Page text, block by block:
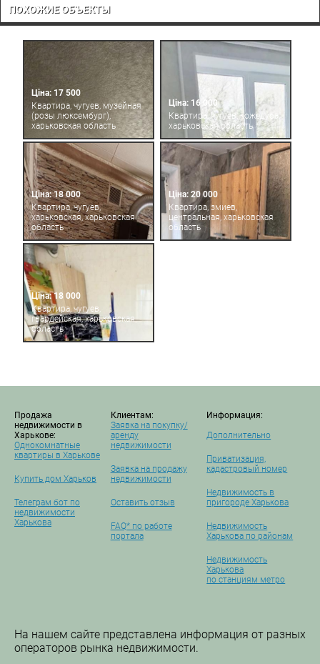
ПОХОЖИЕ ОБЪЕКТЫ
Ціна: 17 500
Квартира, чугуев, музейная
(розы люксембург),
харьковская область
Ціна: 16 000
Квартира, чугуев, кожедуба,
харьковская область
Ціна: 18 000
Квартира, чугуев,
харьковская, харьковская
область
Ціна: 20 000
Квартира, змиев,
центральная, харьковская
область
Ціна: 18 000
Квартира, чугуев,
гвардейская, харьковская
область
Продажа
недвижимости в
Харькове:
Однокомнатные
квартиры в Харькове
Купить дом Харьков
Телеграм бот по
недвижимости
Харькова
Клиентам:
Заявка на покупку/
аренду
недвижимости
Заявка на продажу
недвижимости
Оставить отзыв
FAQ* по работе
портала
Информация:
Дополнительно
Приватизация,
кадастровый номер
Недвижимость в
пригороде Харькова
Недвижимость
Харькова по районам
Недвижимость
Харькова
по станциям метро
На нашем сайте представлена информация от разных
операторов рынка недвижимости.